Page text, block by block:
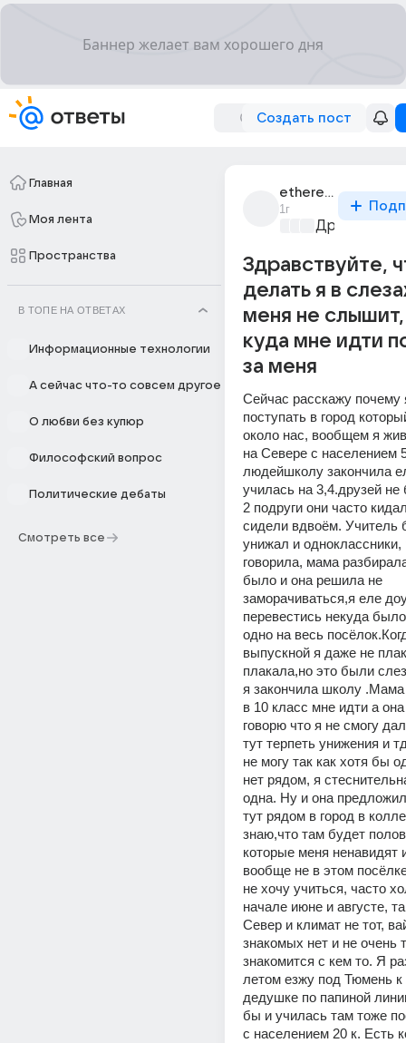
Создать пост
Главная
Моя лента
Пространства
В ТОПЕ НА ОТВЕТАХ
Информационные технологии
А сейчас что-то совсем другое
О любви без купюр
Философский вопрос
Политические дебаты
Смотреть все
ethereal_8927
1г
Дружба на
Здравствуйте,
делать я в
меня не
куда мне идти
за меня
Сейчас расскажу почему
поступать в город
около нас, вообщем я
на Севере с населением
людейшколу закончила
училась на 3,4.друзей
2 подруги они часто
сидели вдвоём. Учитель
унижал и
говорила, мама
было и она решила не
заморачиваться,я еле
перевестись некуда
одно на весь
выпускной я даже не
плакала,но это были
я закончила школу
в 10 класс мне идти а она
говорю что я не смогу
тут терпеть унижения и
не могу так как хотя бы
нет рядом, я
одна. Ну и она
тут рядом в город в
знаю,что там будет
которые меня ненавидят
вообще не в этом
не хочу учиться, часто
начале июне и августе,
Север и климат не тот,
знакомых нет и не очень
знакомится с кем то. Я
летом езжу под Тюмень
дедушке по папиной
бы и училась там тоже
с населением 20 к. Есть